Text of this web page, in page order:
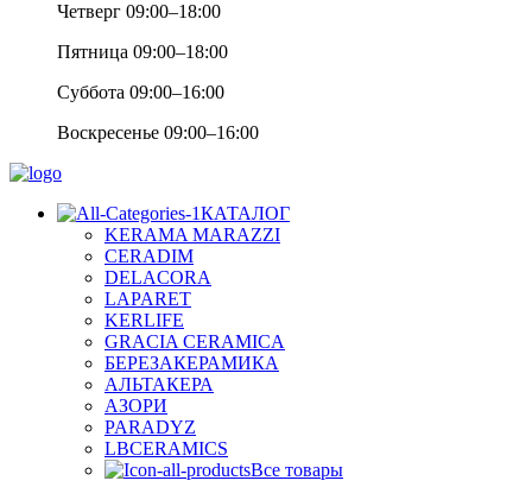
Четверг 09:00–18:00
Пятница 09:00–18:00
Суббота 09:00–16:00
Воскресенье 09:00–16:00
КАТАЛОГ
KERAMA MARAZZI
CERADIM
DELACORA
LAPARET
KERLIFE
GRACIA CERAMICA
БЕРЕЗАКЕРАМИКА
АЛЬТАКЕРА
АЗОРИ
PARADYZ
LBCERAMICS
Все товары